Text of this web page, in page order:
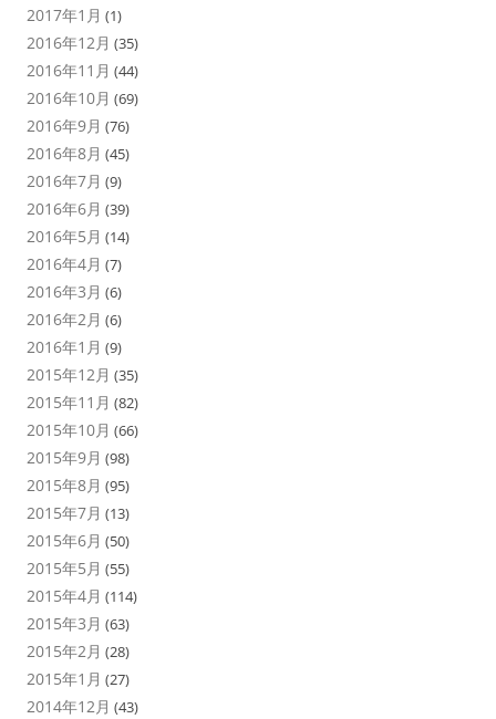
2017年1月 (1)
2016年12月 (35)
2016年11月 (44)
2016年10月 (69)
2016年9月 (76)
2016年8月 (45)
2016年7月 (9)
2016年6月 (39)
2016年5月 (14)
2016年4月 (7)
2016年3月 (6)
2016年2月 (6)
2016年1月 (9)
2015年12月 (35)
2015年11月 (82)
2015年10月 (66)
2015年9月 (98)
2015年8月 (95)
2015年7月 (13)
2015年6月 (50)
2015年5月 (55)
2015年4月 (114)
2015年3月 (63)
2015年2月 (28)
2015年1月 (27)
2014年12月 (43)